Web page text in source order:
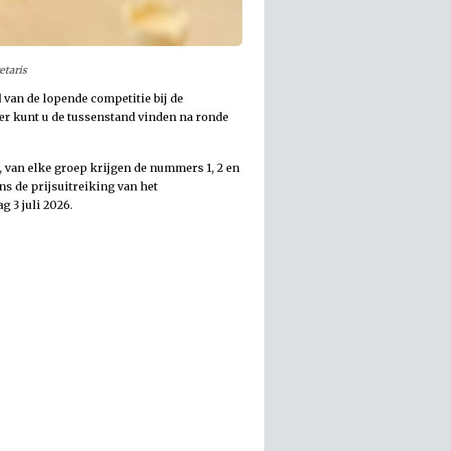
de lopende competitie bij de
kunt u de tussenstand vinden na ronde
elke groep krijgen de nummers 1, 2 en
de prijsuitreiking van het
3 juli 2026.